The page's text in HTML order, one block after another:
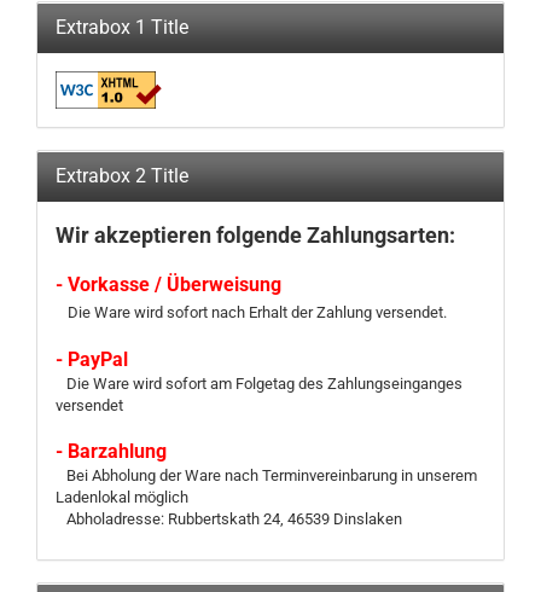
Extrabox 1 Title
Extrabox 2 Title
Wir akzeptieren folgende Zahlungsarten:
- Vorkasse / Überweisung
Die Ware wird sofort nach Erhalt der Zahlung versendet.
- PayPal
Die Ware wird sofort am Folgetag des Zahlungseinganges
versendet
- Barzahlung
Bei Abholung der Ware nach Terminvereinbarung in unserem
Ladenlokal möglich
Abholadresse: Rubbertskath 24, 46539 Dinslaken